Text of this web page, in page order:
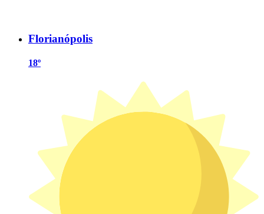
Florianópolis
18º